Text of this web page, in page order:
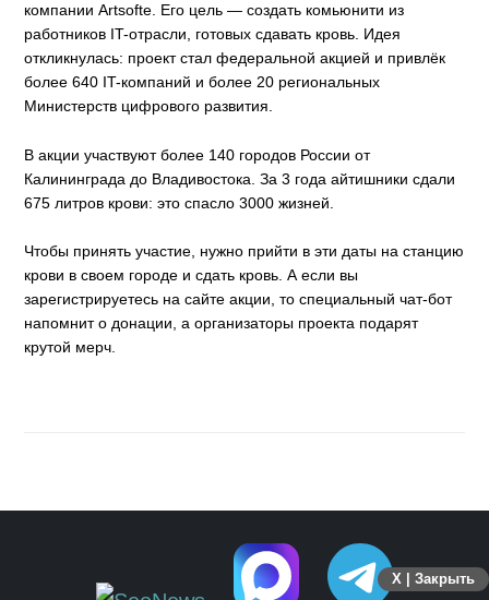
компании Artsofte. Его цель — создать комьюнити из
работников IT-отрасли, готовых сдавать кровь. Идея
откликнулась: проект стал федеральной акцией и привлёк
более 640 IT-компаний и более 20 региональных
Министерств цифрового развития.
В акции участвуют более 140 городов России от
Калининграда до Владивостока. За 3 года айтишники сдали
675 литров крови: это спасло 3000 жизней.
Чтобы принять участие, нужно прийти в эти даты на станцию
крови в своем городе и сдать кровь. А если вы
зарегистрируетесь на сайте акции, то специальный чат-бот
напомнит о донации, а организаторы проекта подарят
крутой мерч.
X | Закрыть